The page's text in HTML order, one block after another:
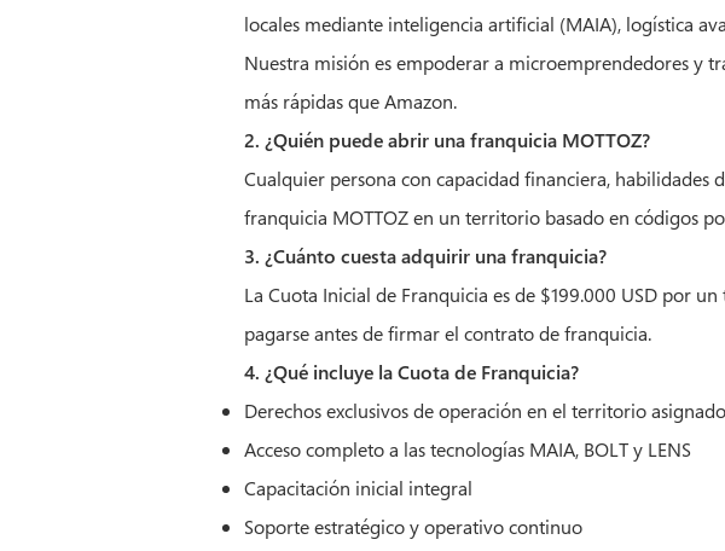
locales mediante inteligencia artificial (MAIA), logística
Nuestra misión es empoderar a microemprendedores y
más rápidas que Amazon.
2. ¿Quién puede abrir una franquicia MOTTOZ?
Cualquier persona con capacidad financiera,
franquicia MOTTOZ en un territorio basado en códigos
3. ¿Cuánto cuesta adquirir una franquicia?
La Cuota Inicial de Franquicia es de $199.000 USD por
pagarse antes de firmar el contrato de franquicia.
4. ¿Qué incluye la Cuota de Franquicia?
Derechos exclusivos de operación en el territorio asignado
Acceso completo a las tecnologías MAIA, BOLT y LENS
Capacitación inicial integral
Soporte estratégico y operativo continuo